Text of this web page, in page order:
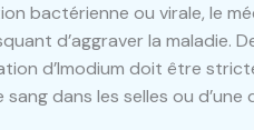
bactérienne ou virale, le
d’aggraver la maladie.
d’Imodium doit être
dans les selles ou